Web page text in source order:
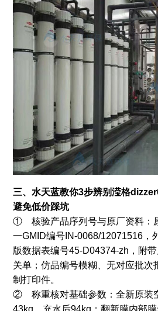
三、水天蓝教你3步辨别滢格
避免低价踩坑
① 核验产品序列号与原厂资料：
一GMID编号IN-0068/12071516，
版数据表编号45-D04374-zh，附
关单；仿品编号模糊、无对应批次
制打印件。
② 称重核对基础参数：全新原装
43kg，充水后94kg；翻新膜内部